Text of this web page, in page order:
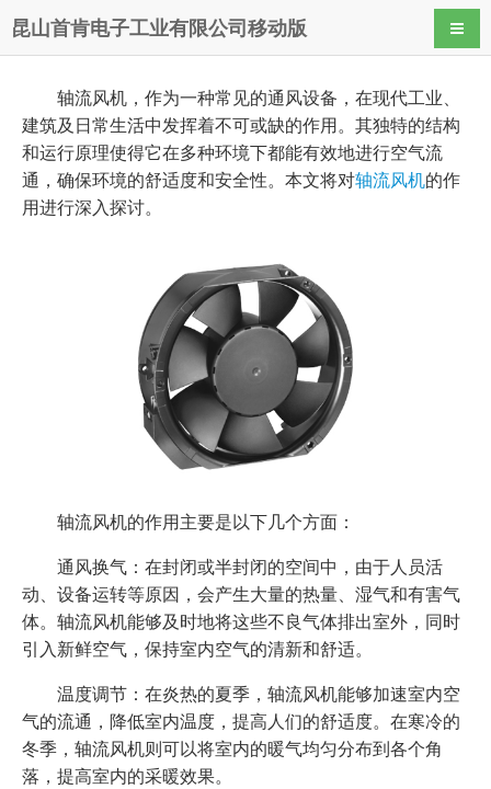
昆山首肯电子工业有限公司移动版 导航
轴流风机，作为一种常见的通风设备，在现代工业、
建筑及日常生活中发挥着不可或缺的作用。其独特的结构
和运行原理使得它在多种环境下都能有效地进行空气流
通，确保环境的舒适度和安全性。本文将对轴流风机的作
用进行深入探讨。
轴流风机的作用主要是以下几个方面：
通风换气：在封闭或半封闭的空间中，由于人员活
动、设备运转等原因，会产生大量的热量、湿气和有害气
体。轴流风机能够及时地将这些不良气体排出室外，同时
引入新鲜空气，保持室内空气的清新和舒适。
温度调节：在炎热的夏季，轴流风机能够加速室内空
气的流通，降低室内温度，提高人们的舒适度。在寒冷的
冬季，轴流风机则可以将室内的暖气均匀分布到各个角
落，提高室内的采暖效果。